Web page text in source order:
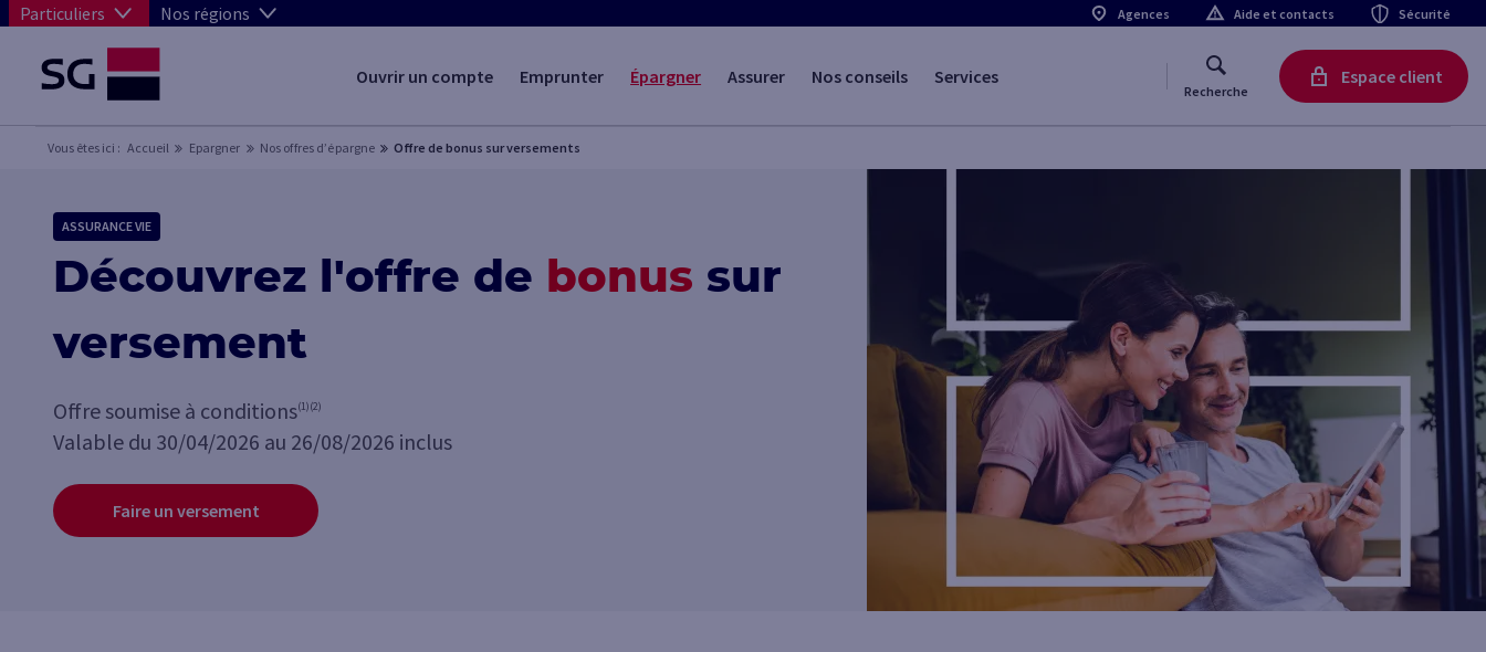
Particuliers Nos régions Agences Aide et contacts Sécurité
Ouvrir un compte Emprunter Épargner Assurer Nos conseils Services
Recherche
Espace client
Vous êtes ici : Accueil Epargner Nos offres d’épargne Offre de bonus sur versements
ASSURANCE VIE
Découvrez l'offre de bonus sur
versement
Offre soumise à conditions(1)(2)
Valable du 30/04/2026 au 26/08/2026 inclus
Faire un versement